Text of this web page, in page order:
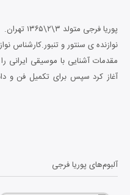
پوریا فرجی متولد ۳\۲\۱۳۶۵ تهران.
نوازنده ی سنتور و تنبور.کارشناس
مقدمات آشنایی با موسیقی ایرانی
آغاز کرد سپس برای تکمیل فن و
ایران با ساز تنبور و متمرکز بر
آلبوم‌های پوریا فرجی